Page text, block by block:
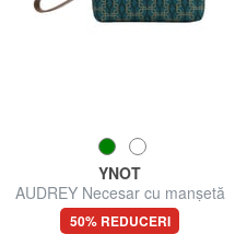
YNOT
AUDREY Necesar cu manșetă
50% REDUCERI